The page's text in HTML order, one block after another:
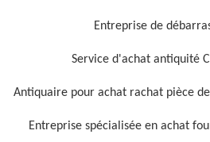
Entreprise de
Service d'achat antiquité
Antiquaire pour achat rachat pièce
Entreprise spécialisée en achat